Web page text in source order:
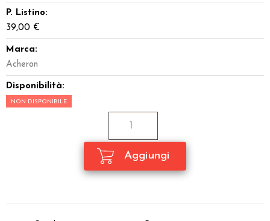
P. Listino:
39,00 €
Marca:
Acheron
Disponibilità:
NON DISPONIBILE